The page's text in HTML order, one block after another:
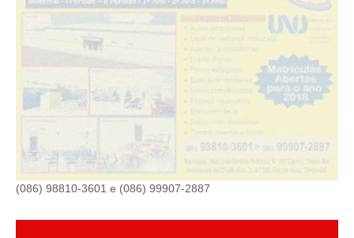
(086) 98810-3601 e (086) 99907-2887